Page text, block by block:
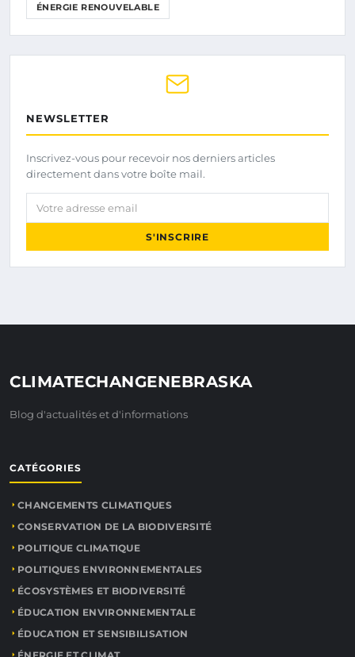
ÉNERGIE RENOUVELABLE
NEWSLETTER
Inscrivez-vous pour recevoir nos derniers articles
directement dans votre boîte mail.
Votre adresse email
S'INSCRIRE
CLIMATECHANGENEBRASKA
Blog d'actualités et d'informations
CATÉGORIES
CHANGEMENTS CLIMATIQUES
CONSERVATION DE LA BIODIVERSITÉ
POLITIQUE CLIMATIQUE
POLITIQUES ENVIRONNEMENTALES
ÉCOSYSTÈMES ET BIODIVERSITÉ
ÉDUCATION ENVIRONNEMENTALE
ÉDUCATION ET SENSIBILISATION